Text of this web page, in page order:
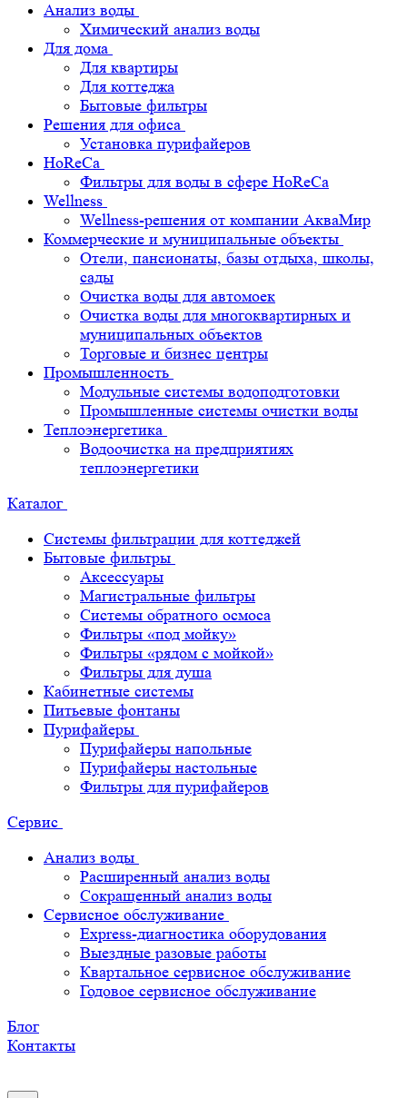
Анализ воды
Химический анализ воды
Для дома
Для квартиры
Для коттеджа
Бытовые фильтры
Решения для офиса
Установка пурифайеров
HoReCa
Фильтры для воды в сфере HoReCa
Wellness
Wellness-решения от компании АкваМир
Коммерческие и муниципальные объекты
Отели, пансионаты, базы отдыха, школы,
сады
Очистка воды для автомоек
Очистка воды для многоквартирных и
муниципальных объектов
Торговые и бизнес центры
Промышленность
Модульные системы водоподготовки
Промышленные системы очистки воды
Теплоэнергетика
Водоочистка на предприятиях
теплоэнергетики
Каталог
Системы фильтрации для коттеджей
Бытовые фильтры
Аксессуары
Магистральные фильтры
Системы обратного осмоса
Фильтры «под мойку»
Фильтры «рядом с мойкой»
Фильтры для душа
Кабинетные системы
Питьевые фонтаны
Пурифайеры
Пурифайеры напольные
Пурифайеры настольные
Фильтры для пурифайеров
Сервис
Анализ воды
Расширенный анализ воды
Сокращенный анализ воды
Сервисное обслуживание
Express-диагностика оборудования
Выездные разовые работы
Квартальное сервисное обслуживание
Годовое сервисное обслуживание
Блог
Контакты